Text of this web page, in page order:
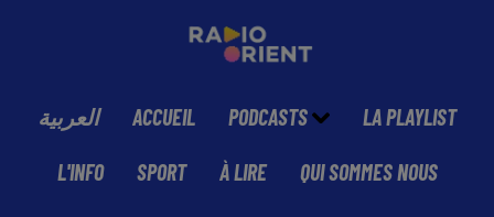
العربية ACCUEIL PODCASTS LA PLAYLIST
L'INFO SPORT À LIRE QUI SOMMES NOUS